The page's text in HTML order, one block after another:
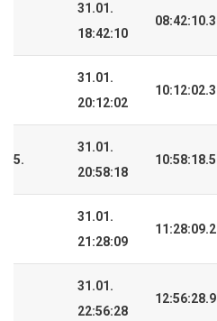
31.01.
18:42:10
08:42:10.3
31.01.
20:12:02
10:12:02.3
5.
31.01.
20:58:18
10:58:18.5
31.01.
21:28:09
11:28:09.2
31.01.
22:56:28
12:56:28.9